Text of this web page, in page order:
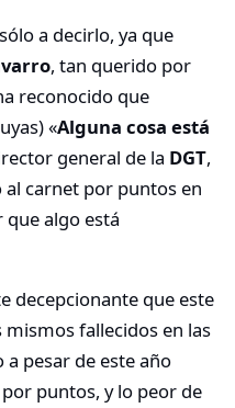
a decirlo, ya que
, tan querido por
reconocido que
«Alguna cosa está
general de la DGT,
carnet por puntos en
algo está
decepcionante que este
fallecidos en las
pesar de este año
puntos, y lo peor de